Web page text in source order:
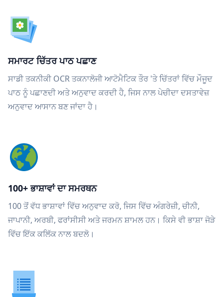
ਸਮਾਰਟ ਚਿੱਤਰ ਪਾਠ ਪਛਾਣ
ਸਾਡੀ ਤਕਨੀਕੀ OCR ਤਕਨਾਲੋਜੀ ਆਟੋਮੈਟਿਕ ਤੌਰ 'ਤੇ ਚਿੱਤਰਾਂ ਵਿੱਚ ਮੌਜੂਦ
ਪਾਠ ਨੂੰ ਪਛਾਣਦੀ ਅਤੇ ਅਨੁਵਾਦ ਕਰਦੀ ਹੈ, ਜਿਸ ਨਾਲ ਪੇਚੀਦਾ ਦਸਤਾਵੇਜ਼
ਅਨੁਵਾਦ ਆਸਾਨ ਬਣ ਜਾਂਦਾ ਹੈ।
100+ ਭਾਸ਼ਾਵਾਂ ਦਾ ਸਮਰਥਨ
100 ਤੋਂ ਵੱਧ ਭਾਸ਼ਾਵਾਂ ਵਿੱਚ ਅਨੁਵਾਦ ਕਰੋ, ਜਿਸ ਵਿੱਚ ਅੰਗਰੇਜ਼ੀ, ਚੀਨੀ,
ਜਾਪਾਨੀ, ਅਰਬੀ, ਫਰਾਂਸੀਸੀ ਅਤੇ ਜਰਮਨ ਸ਼ਾਮਲ ਹਨ। ਕਿਸੇ ਵੀ ਭਾਸ਼ਾ ਜੋੜੇ
ਵਿੱਚ ਇੱਕ ਕਲਿੱਕ ਨਾਲ ਬਦਲੋ।